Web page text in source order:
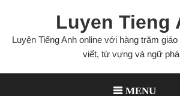
content
Luyen Tieng
Luyện Tiếng Anh online với hàng trăm
viết, từ vựng và ngữ
MENU